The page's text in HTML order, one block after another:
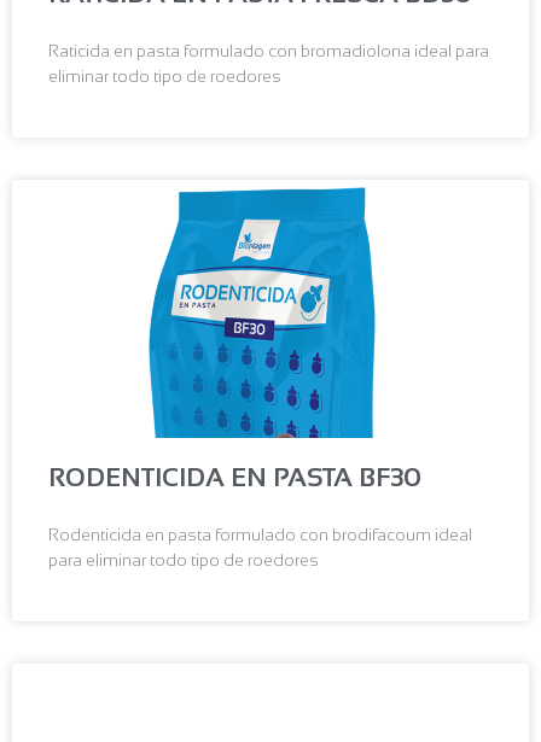
Raticida en pasta formulado con bromadiolona ideal para
eliminar todo tipo de roedores
RODENTICIDA EN PASTA BF30
Rodenticida en pasta formulado con brodifacoum ideal
para eliminar todo tipo de roedores